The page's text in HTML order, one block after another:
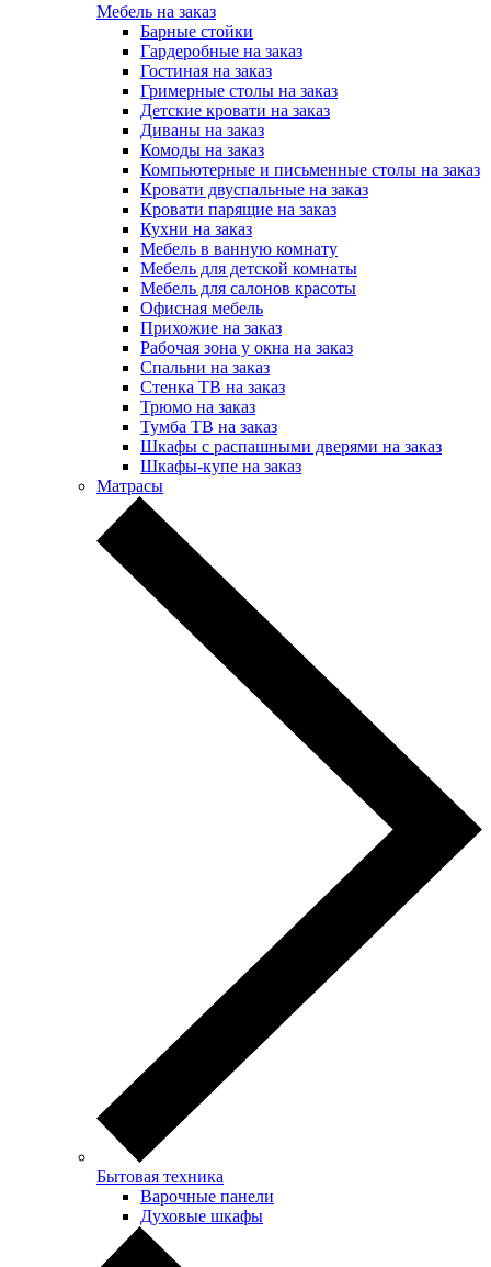
Мебель на заказ
Барные стойки
Гардеробные на заказ
Гостиная на заказ
Гримерные столы на заказ
Детские кровати на заказ
Диваны на заказ
Комоды на заказ
Компьютерные и письменные столы на заказ
Кровати двуспальные на заказ
Кровати парящие на заказ
Кухни на заказ
Мебель в ванную комнату
Мебель для детской комнаты
Мебель для салонов красоты
Офисная мебель
Прихожие на заказ
Рабочая зона у окна на заказ
Спальни на заказ
Стенка ТВ на заказ
Трюмо на заказ
Тумба ТВ на заказ
Шкафы с распашными дверями на заказ
Шкафы-купе на заказ
Матрасы
Бытовая техника
Варочные панели
Духовые шкафы